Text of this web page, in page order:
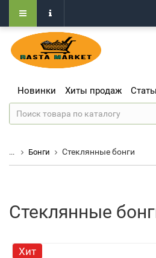
Новинки Хиты продаж
... Бонги Стеклянные бонги
Стеклянные
Хит